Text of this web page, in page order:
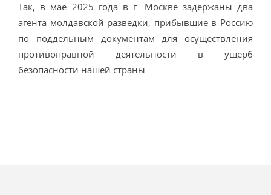
Так, в мае 2025 года в г. Москве задержаны два
агента молдавской разведки, прибывшие в Россию
по поддельным документам для осуществления
противоправной деятельности в ущерб
безопасности нашей страны.